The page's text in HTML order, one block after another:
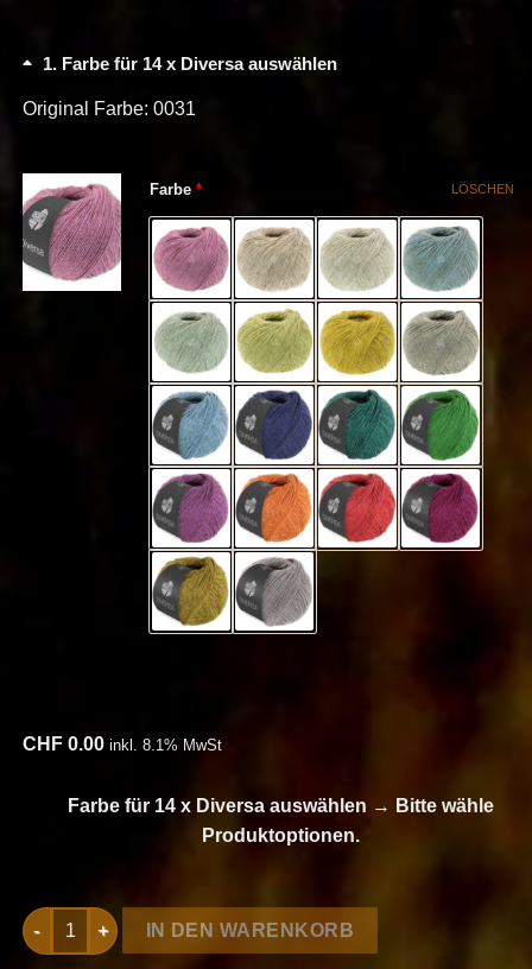
1 Farbe für 14 x Diversa auswählen
Original Farbe: 0031
Farbe (für Diversa)
* LÖSCHEN
CHF 0.00 inkl. 8.1% MwSt
Farbe für 14 x Diversa auswählen → Bitte wähle
Produktoptionen.
Strickset Cardigan In Quadratischen Motiven aus Diversa von
IN DEN WARENKORB